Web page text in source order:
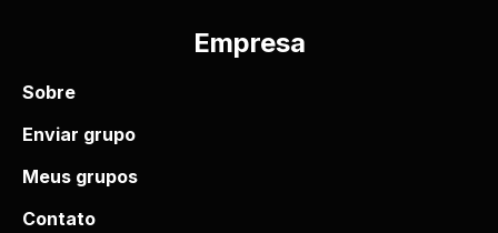
Empresa
Sobre
Enviar grupo
Meus grupos
Contato